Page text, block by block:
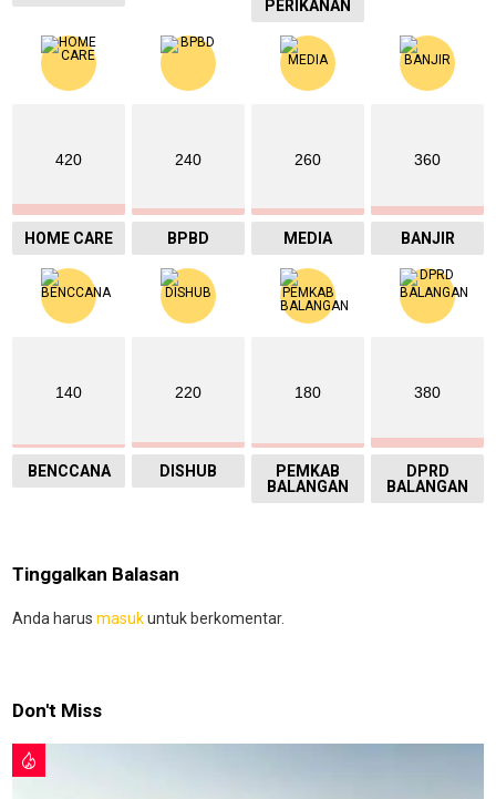
PERIKANAN
420
HOME CARE
240
BPBD
260
MEDIA
360
BANJIR
140
BENCCANA
220
DISHUB
180
PEMKAB
BALANGAN
380
DPRD
BALANGAN
Tinggalkan Balasan
Anda harus masukuntuk berkomentar.
Don't Miss